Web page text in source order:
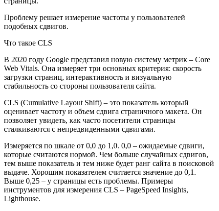
Проблему решает измерение частоты у пользователей
подобных сдвигов.
Что такое CLS
В 2020 году Google представил новую систему метрик – Core
Web Vitals. Она измеряет три основных критерия: скорость
загрузки страниц, интерактивность и визуальную
стабильность со стороны пользователя сайта.
CLS (Cumulative Layout Shift) – это показатель который
оценивает частоту и объем сдвига страничного макета. Он
позволяет увидеть, как часто посетители страницы
сталкиваются с непредвиденными сдвигами.
Измеряется по шкале от 0,0 до 1,0. 0,0 – ожидаемые сдвиги,
которые считаются нормой. Чем больше случайных сдвигов,
тем выше показатель и тем ниже будет ранг сайта в поисковой
выдаче. Хорошим показателем считается значение до 0,1.
Выше 0,25 – у страницы есть проблемы. Примеры
инструментов для измерения CLS – PageSpeed Insights,
Lighthouse.